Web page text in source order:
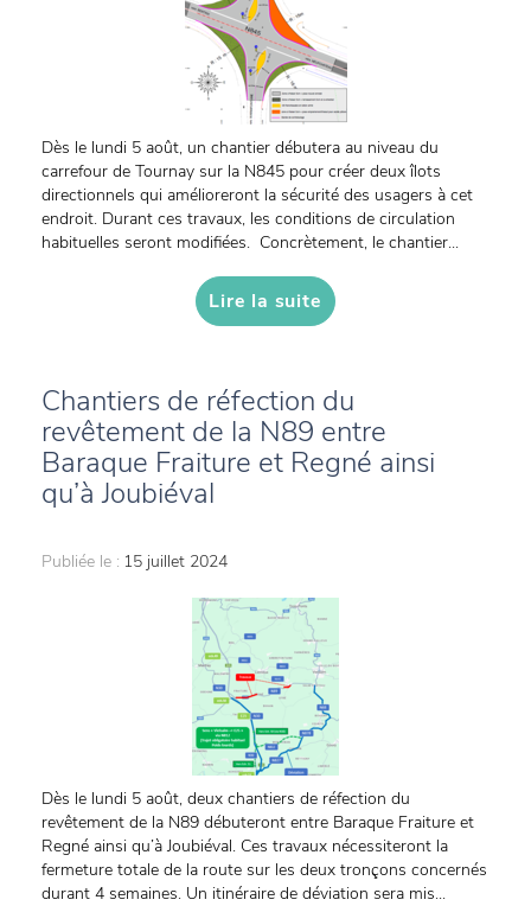
Dès le lundi 5 août, un chantier débutera au niveau du
carrefour de Tournay sur la N845 pour créer deux îlots
directionnels qui amélioreront la sécurité des usagers à cet
endroit. Durant ces travaux, les conditions de circulation
habituelles seront modifiées. Concrètement, le chantier...
Lire la suite
Chantiers de réfection du
revêtement de la N89 entre
Baraque Fraiture et Regné ainsi
qu’à Joubiéval
Publiée le : 15 juillet 2024
Dès le lundi 5 août, deux chantiers de réfection du
revêtement de la N89 débuteront entre Baraque Fraiture et
Regné ainsi qu’à Joubiéval. Ces travaux nécessiteront la
fermeture totale de la route sur les deux tronçons concernés
durant 4 semaines. Un itinéraire de déviation sera mis...